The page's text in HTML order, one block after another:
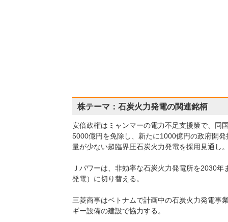
株テーマ：石炭火力発電の関連銘柄
安倍政権はミャンマーの電力不足支援策で、同
5000億円を免除し、新たに1000億円の政府開
量が少ない超臨界圧石炭火力発電を採用見通し。
Ｊパワーは、非効率な石炭火力発電所を2030
発電）に切り替える。
三菱商事はベトナムで計画中の石炭火力発電事
ギー設備の建設で協力する。